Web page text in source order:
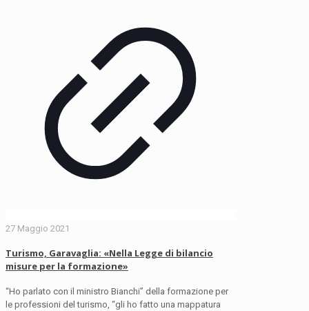
27 Maggio 2021
Turismo, Garavaglia: «Nella Legge di bilancio
misure per la formazione»
“Ho parlato con il ministro Bianchi” della formazione per
le professioni del turismo, “gli ho fatto una mappatura